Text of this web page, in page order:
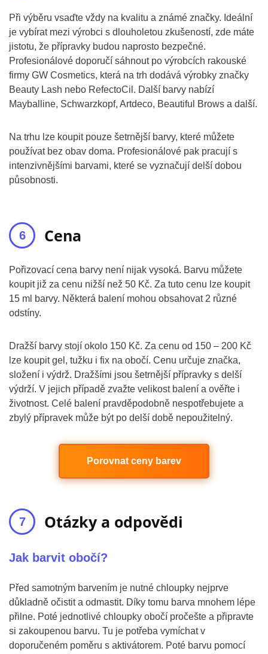
Při výběru vsaďte vždy na kvalitu a známé značky. Ideální
je vybírat mezi výrobci s dlouholetou zkušeností, zde máte
jistotu, že přípravky budou naprosto bezpečné.
Profesionálové doporučí sáhnout po výrobcích rakouské
firmy GW Cosmetics, která na trh dodává výrobky značky
Beauty Lash nebo RefectoCil. Další barvy nabízí
Mayballine, Schwarzkopf, Artdeco, Beautiful Brows a další.
Na trhu lze koupit pouze šetrnější barvy, které můžete
používat bez obav doma. Profesionálové pak pracují s
intenzivnějšími barvami, které se vyznačují delší dobou
působnosti.
Cena
Pořizovací cena barvy není nijak vysoká. Barvu můžete
koupit již za cenu nižší než 50 Kč. Za tuto cenu lze koupit
15 ml barvy. Některá balení mohou obsahovat 2 různé
odstíny.
Dražší barvy stojí okolo 150 Kč. Za cenu od 150 – 200 Kč
lze koupit gel, tužku i fix na obočí. Cenu určuje značka,
složení i výdrž. Dražšími jsou šetrnější přípravky s delší
výdrží. V jejich případě zvažte velikost balení a ověřte i
životnost. Celé balení pravděpodobně nespotřebujete a
zbylý přípravek může být po delší době nepoužitelný.
Porovnat ceny barev
Otázky a odpovědi
Jak barvit obočí?
Před samotným barvením je nutné chloupky nejprve
důkladně očistit a odmastit. Díky tomu barva mnohem lépe
přilne. Poté jednotlivé chloupky obočí pročešte a připravte
si zakoupenou barvu. Tu je potřeba vymíchat v
doporučeném poměru s aktivátorem. Poté barvu pomocí